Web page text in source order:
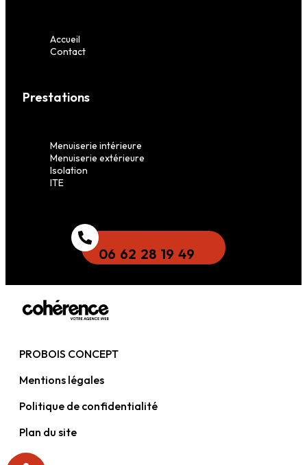
Accueil
Contact
Prestations
Menuiserie intérieure
Menuiserie extérieure
Isolation
ITE
06 62 28 19 49
PROBOIS CONCEPT
Mentions légales
Politique de confidentialité
Plan du site